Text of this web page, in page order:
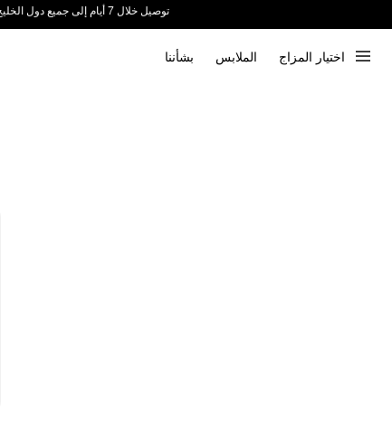
ندعم الدفع عند الاستلام 📦
اختيار المزاج الملابس بشأننا